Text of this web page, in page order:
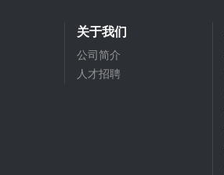
关于我们
公司简介
人才招聘